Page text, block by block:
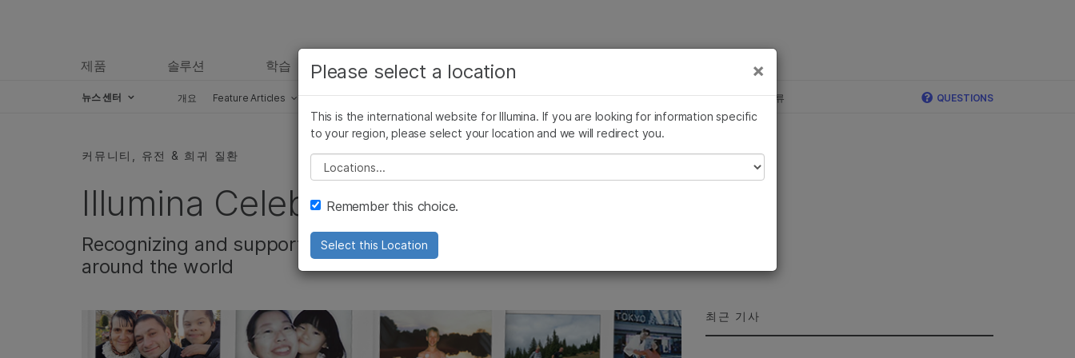
제품 솔루션 학습 회사 지원
뉴스 센터 개요 Feature Articles Perspectives Blog Press Releases In the News Illumina Images SomaLogic, Illumina 합류 QUESTIONS
커뮤니티, 유전 & 희귀 질환
Illumina Celebrates Rare Disease Day
Recognizing and supporting rare disease organizations and families
around the world
최근 기사
×
Please select a location
This is the international website for Illumina. If you are looking for information specific
to your region, please select your location and we will redirect you.
Please select a location
Remember this choice.
Select this Location
보다 관련성이 높은 콘텐츠를 확인하실 수 있습니다. 주요
관심 분야를 선택해 주세요:
×
미생물학 연구
농업유전체학 연구
복합 질환 연구
생식 보건 연구
유전 및 희귀 질환 연구